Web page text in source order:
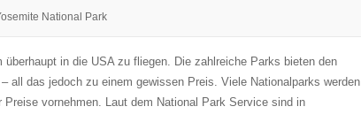
National Park
in die USA zu fliegen. Die zahlreiche Parks bieten den
all das jedoch zu einem gewissen Preis. Viele Nationalparks werden
vornehmen. Laut dem National Park Service sind in